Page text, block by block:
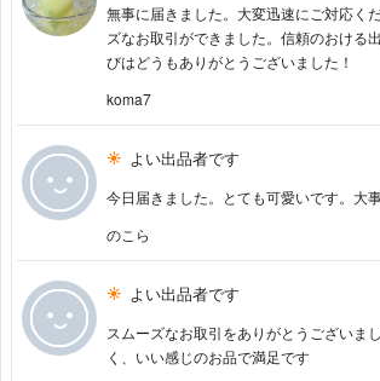
無事に届きました。大変迅速にご対応く
ズなお取引ができました。信頼のおける
びはどうもありがとうございました！
koma7
よい出品者です
今日届きました。とても可愛いです。大事
のこら
よい出品者です
スムーズなお取引をありがとうござい
く、いい感じのお品で満足です